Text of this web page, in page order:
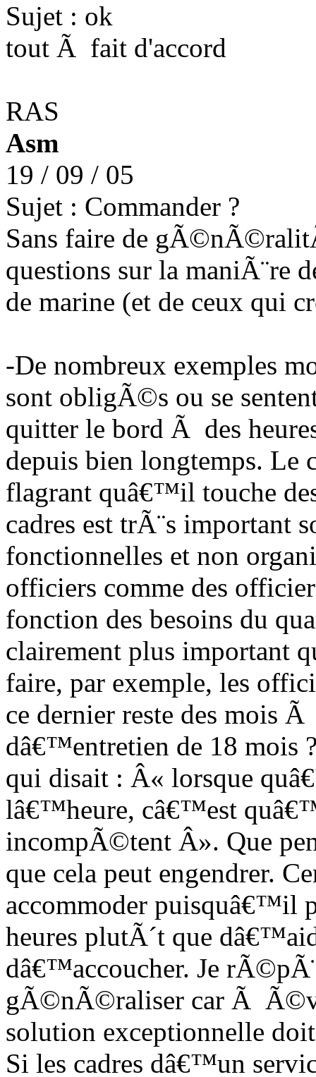
Sujet : ok
tout Ã fait d'accord
RAS
Asm
19 / 09 / 05
Sujet : Commander ?
Sans faire de
questions sur la maniÃ¨re
de marine (et de ceux qui
-De nombreux exemples
sont obligÃ©s ou se
quitter le bord Ã des
depuis bien longtemps. Le
flagrant quâ€™il touche
cadres est trÃ¨s important
fonctionnelles et non
officiers comme des
fonction des besoins du
clairement plus important
faire, par exemple, les
ce dernier reste des mois
dâ€™entretien de 18 mois
qui disait : Â« lorsque
lâ€™heure, câ€™est
incompÃ©tent Â». Que
que cela peut engendrer.
accommoder
heures plutÃ´t que
dâ€™accoucher. Je
gÃ©nÃ©raliser car Ã
solution exceptionnelle
Si les cadres dâ€™un